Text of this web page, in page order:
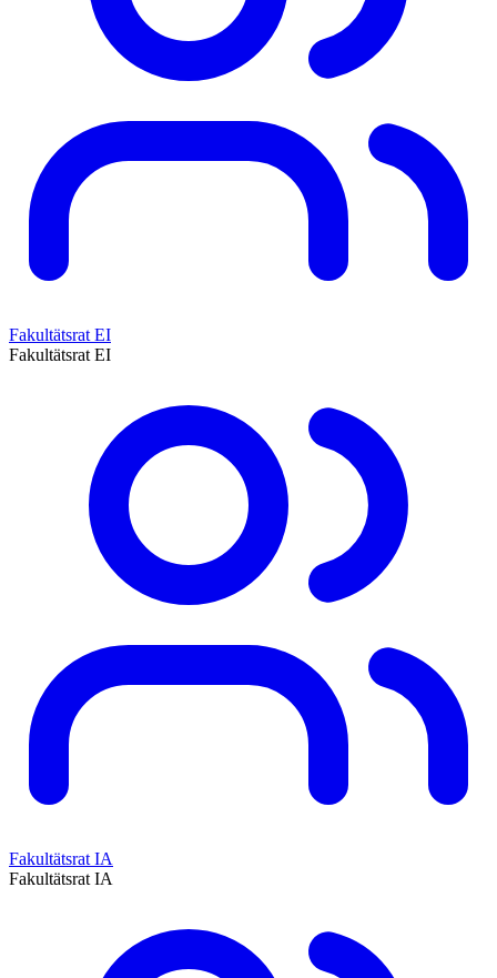
Fakultätsrat EI
Fakultätsrat EI
Fakultätsrat IA
Fakultätsrat IA